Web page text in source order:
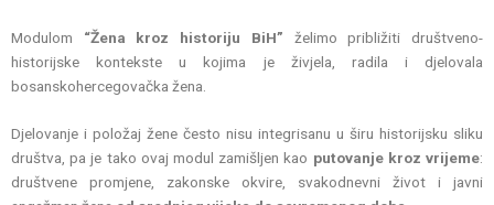
Modulom “Žena kroz historiju BiH” želimo približiti društveno-
historijske kontekste u kojima je živjela, radila i djelovala
bosanskohercegovačka žena.
Djelovanje i položaj žene često nisu integrisanu u širu historijsku sliku
društva, pa je tako ovaj modul zamišljen kao putovanje kroz vrijeme:
društvene promjene, zakonske okvire, svakodnevni život i javni